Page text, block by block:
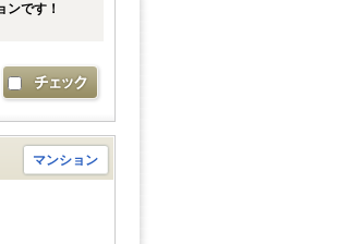
ンです！
マンション